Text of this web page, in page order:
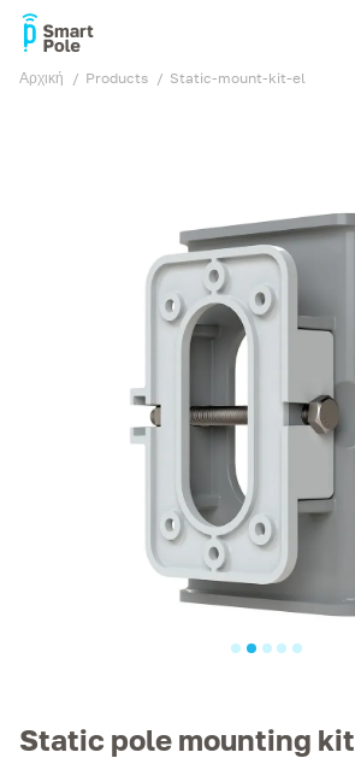
Αρχική products static-mount-kit-el
Static pole mounting kit